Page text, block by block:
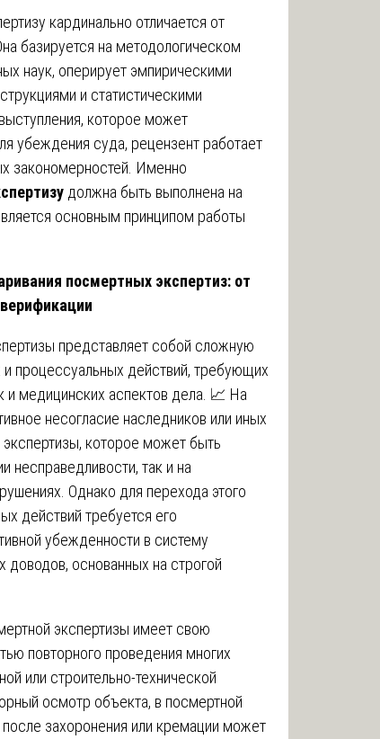
кардинально отличается от
базируется на методологическом
наук, оперирует эмпирическими
и статистическими
которое может
убеждения суда, рецензент работает
закономерностей. Именно
должна быть выполнена на
основным принципом работы
посмертных экспертиз: от
представляет собой сложную
процессуальных действий, требующих
и медицинских аспектов дела. 📈 На
несогласие наследников или иных
экспертизы, которое может быть
несправедливости, так и на
Однако для перехода этого
действий требуется его
убежденности в систему
основанных на строгой
экспертизы имеет свою
повторного проведения многих
или строительно-технической
осмотр объекта, в посмертной
захоронения или кремации может